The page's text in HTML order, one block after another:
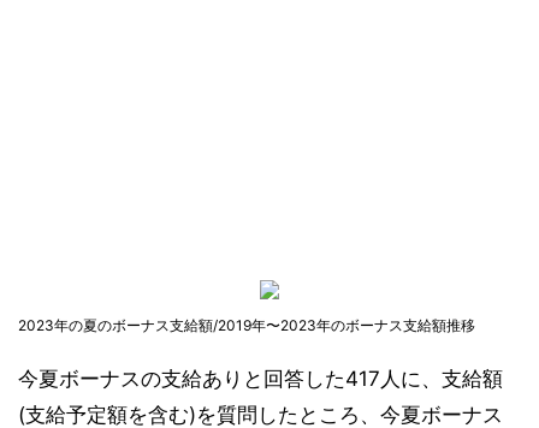
2023年の夏のボーナス支給額/2019年〜2023年のボーナス支給額推移
今夏ボーナスの支給ありと回答した417人に、支給額
(支給予定額を含む)を質問したところ、今夏ボーナス